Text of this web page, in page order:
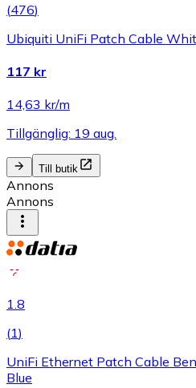
(476)
Ubiquiti UniFi Patch Cable
117 kr
14,63 kr/m
Tillgänglig: 19 aug.
Till butik
Annons
Annons
1.8
(1)
UniFi Ethernet Patch Cable
Blue